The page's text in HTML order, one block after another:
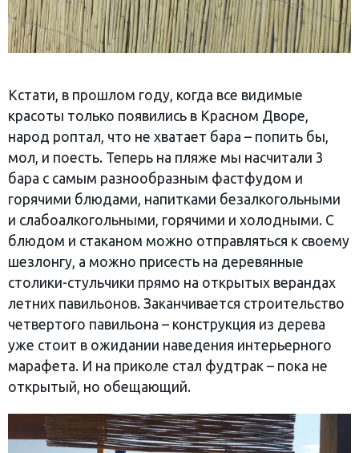
Кстати, в прошлом году, когда все видимые
красоты только появились в Красном Дворе,
народ роптал, что не хватает бара – попить бы,
мол, и поесть. Теперь на пляже мы насчитали 3
бара с самым разнообразным фастфудом и
горячими блюдами, напитками безалкогольными
и слабоалкогольными, горячими и холодными. С
блюдом и стаканом можно отправляться к своему
шезлонгу, а можно присесть на деревянные
столики-стульчики прямо на открытых верандах
летних павильонов. Заканчивается строительство
четвертого павильона – конструкция из дерева
уже стоит в ожидании наведения интерьерного
марафета. И на приколе стал фудтрак – пока не
открытый, но обещающий.